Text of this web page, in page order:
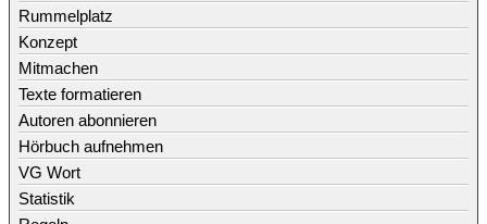
Rummelplatz
Konzept
Mitmachen
Texte formatieren
Autoren abonnieren
Hörbuch aufnehmen
VG Wort
Statistik